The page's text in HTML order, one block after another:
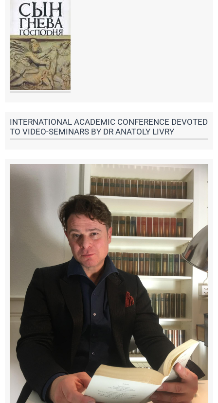
INTERNATIONAL ACADEMIC CONFERENCE DEVOTED
TO VIDEO-SEMINARS BY DR ANATOLY LIVRY